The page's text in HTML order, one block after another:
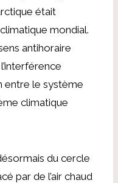
était
mondial.
antihoraire
entre le système
climatique
du cercle
par de l’air chaud